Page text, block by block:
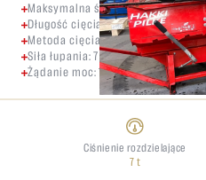
Maksymalna średnica kłody: 37 cm
Długość cięcia: 60 cm
Metoda cięcia: piła łańcuchowa
Siła łupania: 7 ton
Żądanie moc: 10 kW
Ciśnienie rozdzielające
7 t